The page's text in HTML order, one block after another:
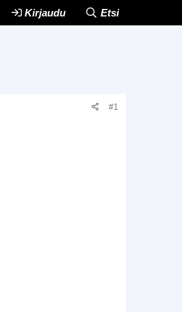
Kirjaudu Etsi
#1